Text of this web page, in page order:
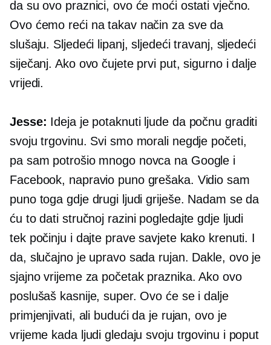
da su ovo praznici, ovo će moći ostati vječno.
Ovo ćemo reći na takav način za sve da
slušaju. Sljedeći lipanj, sljedeći travanj, sljedeći
siječanj. Ako ovo čujete prvi put, sigurno i dalje
vrijedi.
Jesse: Ideja je potaknuti ljude da počnu graditi
svoju trgovinu. Svi smo morali negdje početi,
pa sam potrošio mnogo novca na Google i
Facebook, napravio puno grešaka. Vidio sam
puno toga gdje drugi ljudi griješe. Nadam se da
ću to dati stručnoj razinipogledajte gdje ljudi
tek počinju i dajte prave savjete kako krenuti. I
da, slučajno je upravo sada rujan. Dakle, ovo je
sjajno vrijeme za početak praznika. Ako ovo
poslušaš kasnije, super. Ovo će se i dalje
primjenjivati, ali budući da je rujan, ovo je
vrijeme kada ljudi gledaju svoju trgovinu i poput